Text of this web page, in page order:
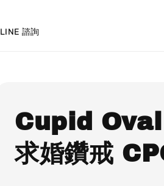
LINE 諮詢
Cupid Oval
求婚鑽戒